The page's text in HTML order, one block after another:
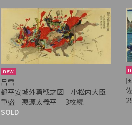
new
呂雪
都平安城外勇戦之図 小松内大臣
重盛 悪源太義平 3枚続
SOLD